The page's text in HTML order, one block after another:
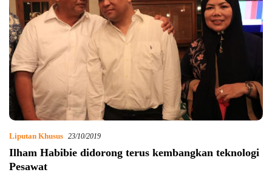
Liputan Khusus 23/10/2019
Ilham Habibie didorong terus kembangkan teknologi
Pesawat